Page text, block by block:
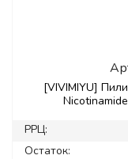
[VIVIMIYU]
РРЦ:
Остаток: